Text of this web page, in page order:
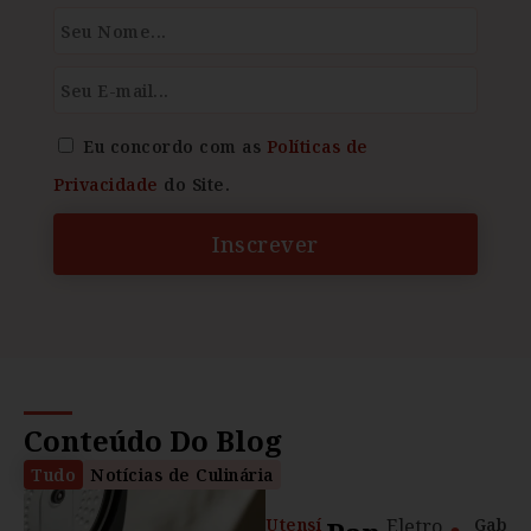
Eu concordo com as Políticas de
Privacidade do Site.
Inscrever
Conteúdo Do Blog
Notícias de Culinária
Tudo
Utensí
Gab